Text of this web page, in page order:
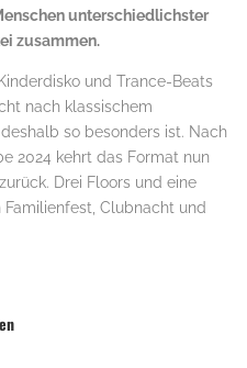
unterschiedlichster
zusammen.
und Trance-Beats
nach klassischem
so besonders ist. Nach
2024 kehrt das Format nun
Drei Floors und eine
Clubnacht und